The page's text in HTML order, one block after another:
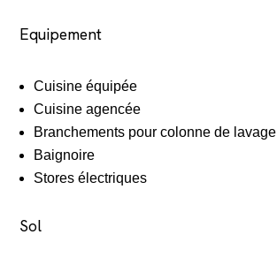
Equipement
Cuisine équipée
Cuisine agencée
Branchements pour colonne de lavage
Baignoire
Stores électriques
Sol